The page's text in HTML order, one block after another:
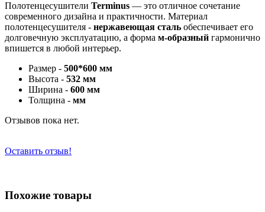
Полотенцесушители Terminus — это отличное сочетание
современного дизайна и практичности. Материал
полотенцесушителя - нержавеющая сталь обеспечивает его
долговечную эксплуатацию, а форма м-образный гармонично
впишется в любой интерьер.
Размер - 500*600 мм
Высота - 532 мм
Ширина - 600 мм
Толщина - мм
Отзывов пока нет.
Оставить отзыв!
Похожие товары